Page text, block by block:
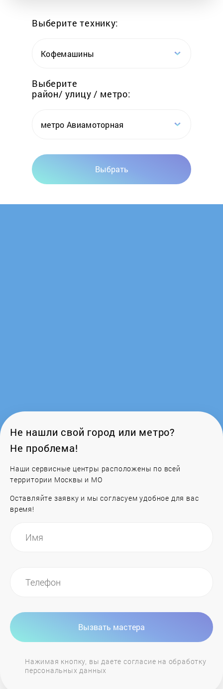
Emtas
Erdo
Esbit
Euronord
Gejzer
Hajdu
Hansa
Выберите технику:
Кофемашины
Выберите
район/ улицу / метро:
метро Авиамоторная
Выбрать
Не нашли свой город или метро?
Не проблема!
Наши сервисные центры расположены по всей
территории Москвы и МО
Оставляйте заявку и мы согласуем удобное для вас
время!
Вызвать мастера
Нажимая кнопку, вы даете согласие на обработку
персональных данных